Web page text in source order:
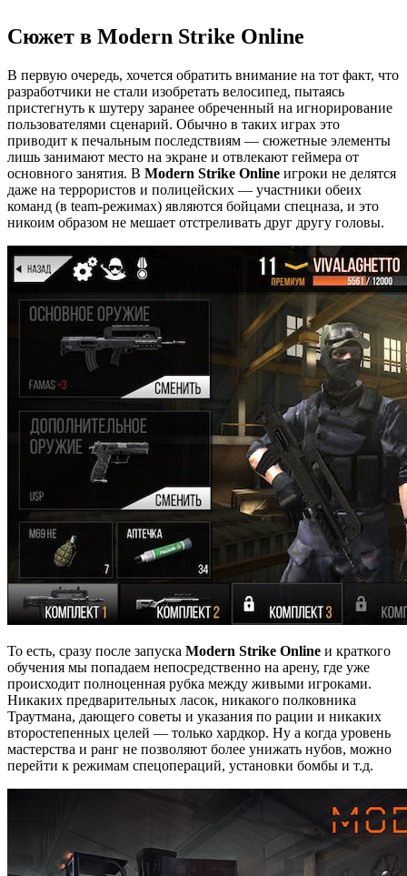
Сюжет в Modern Strike Online
В первую очередь, хочется обратить внимание на тот факт, что
разработчики не стали изобретать велосипед, пытаясь
пристегнуть к шутеру заранее обреченный на игнорирование
пользователями сценарий. Обычно в таких играх это
приводит к печальным последствиям — сюжетные элементы
лишь занимают место на экране и отвлекают геймера от
основного занятия. В Modern Strike Online игроки не делятся
даже на террористов и полицейских — участники обеих
команд (в team-режимах) являются бойцами спецназа, и это
никоим образом не мешает отстреливать друг другу головы.
То есть, сразу после запуска Modern Strike Online и краткого
обучения мы попадаем непосредственно на арену, где уже
происходит полноценная рубка между живыми игроками.
Никаких предварительных ласок, никакого полковника
Траутмана, дающего советы и указания по рации и никаких
второстепенных целей — только хардкор. Ну а когда уровень
мастерства и ранг не позволяют более унижать нубов, можно
перейти к режимам спецопераций, установки бомбы и т.д.